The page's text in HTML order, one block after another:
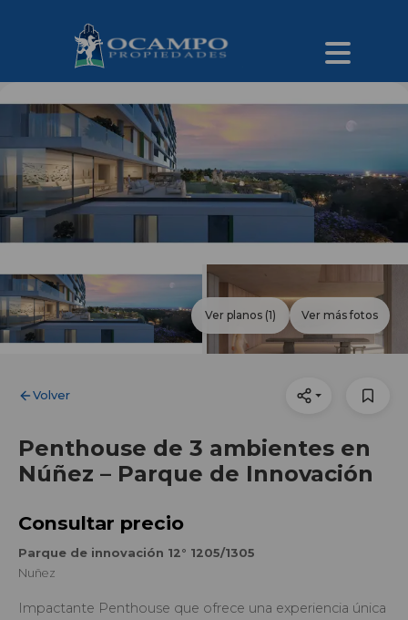
Volver
Penthouse de 3 ambientes en
Núñez – Parque de Innovación
Ver planos (1) Ver más fotos
Consultar precio
Parque de innovación 12° 1205/1305
Nuñez
Impactante Penthouse que ofrece una experiencia única